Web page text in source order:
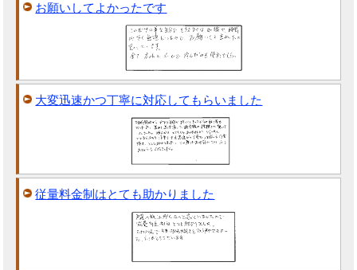
お願いしてよかったです
大変迅速かつ丁寧に対応してもらいました
従量料金制はとても助かりました